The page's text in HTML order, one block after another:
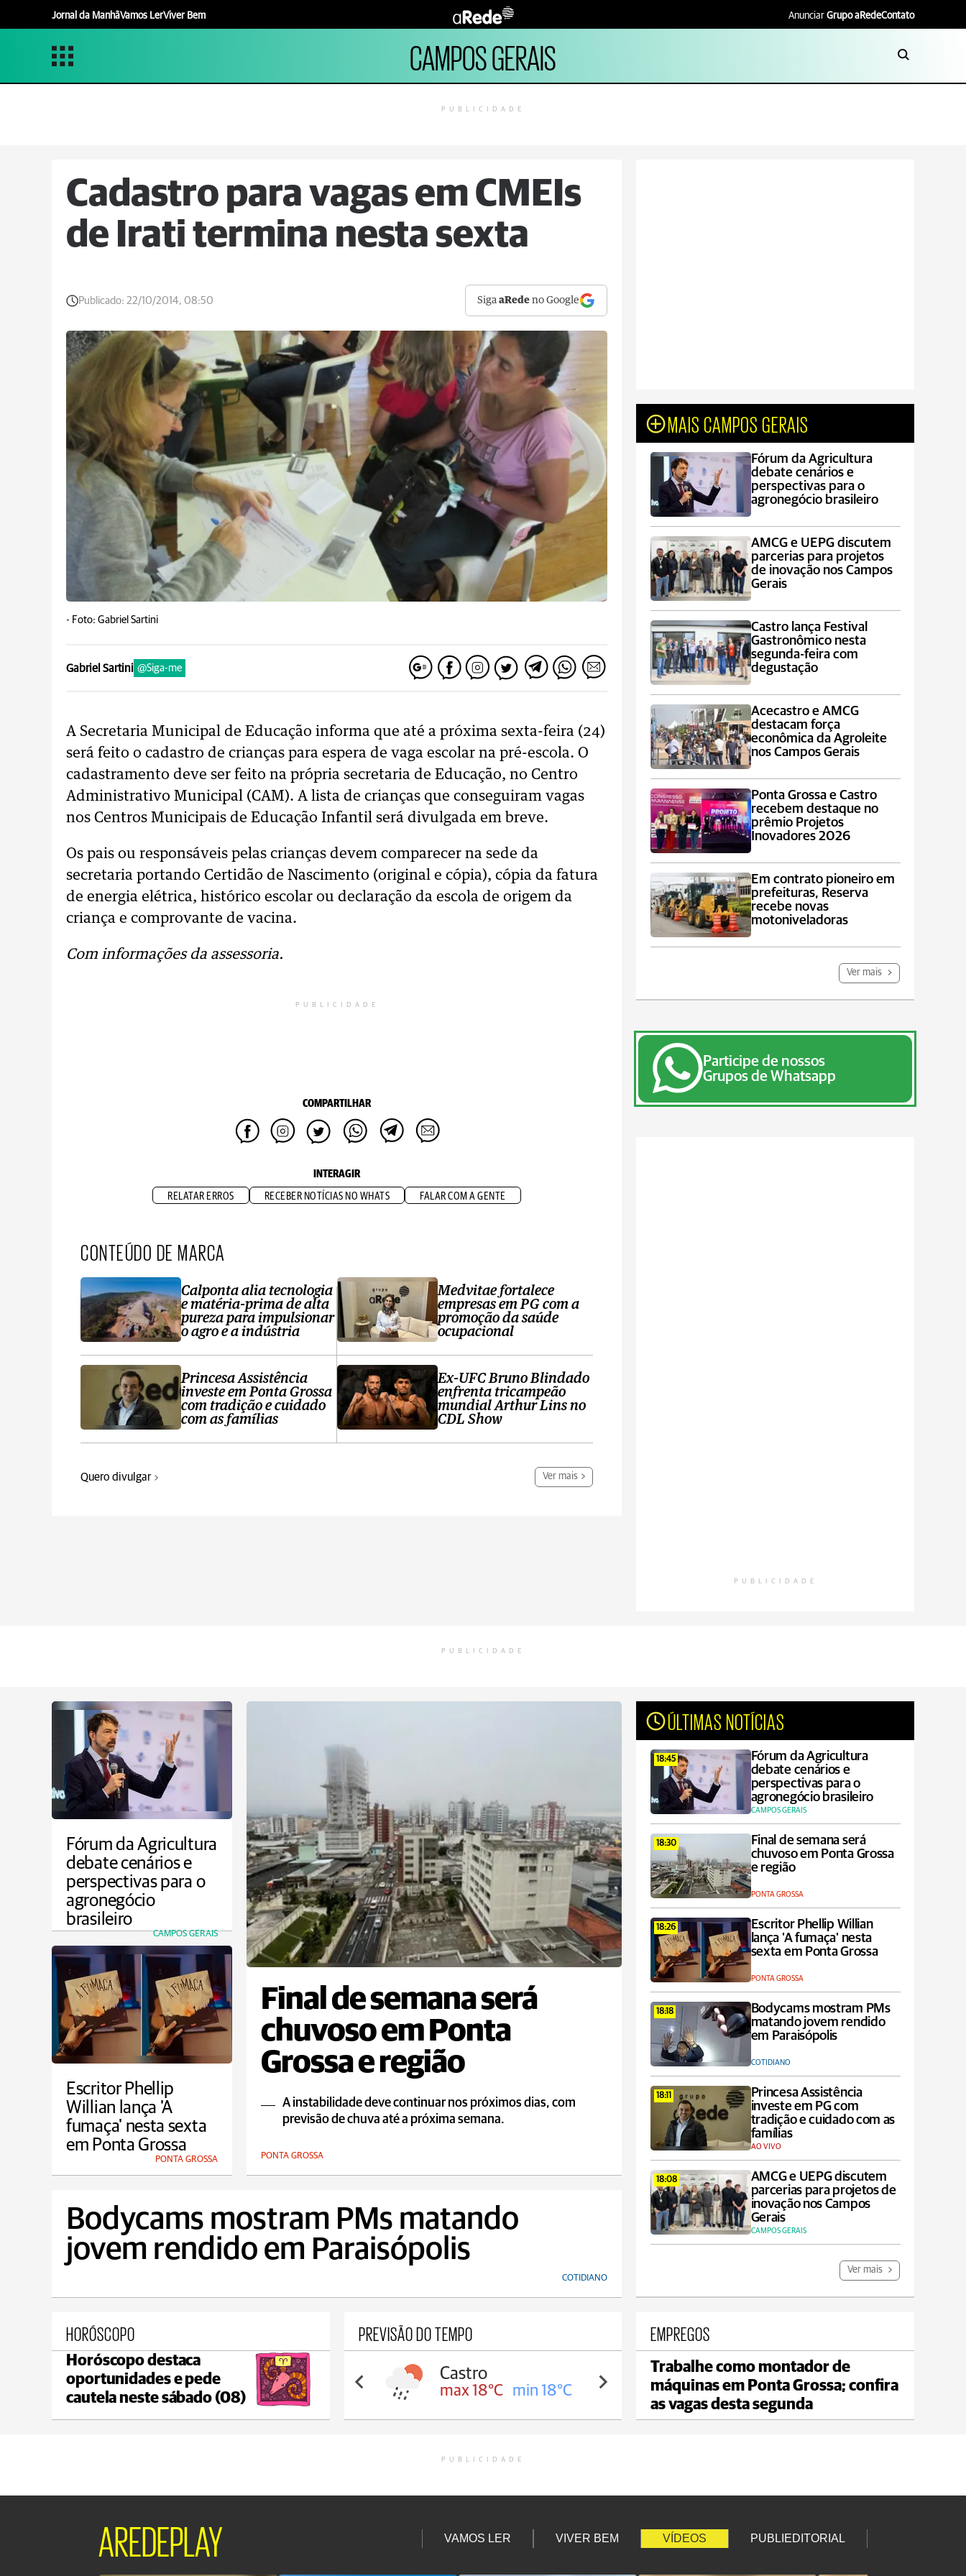
Jornal da ManhãVamos LerViver Bem Anunciar Grupo aRedeContato
CAMPOS GERAIS
PUBLICIDADE
Cadastro para vagas em CMEIs
de Irati termina nesta sexta
Publicado: 22/10/2014, 08:50 SigaaRede no Google
- Foto: Gabriel Sartini
Gabriel Sartini @Siga-me
A Secretaria Municipal de Educação informa que até a próxima sexta-feira (24)
será feito o cadastro de crianças para espera de vaga escolar na pré-escola. O
cadastramento deve ser feito na própria secretaria de Educação, no Centro
Administrativo Municipal (CAM). A lista de crianças que conseguiram vagas
nos Centros Municipais de Educação Infantil será divulgada em breve.
Os pais ou responsáveis pelas crianças devem comparecer na sede da
secretaria portando Certidão de Nascimento (original e cópia), cópia da fatura
de energia elétrica, histórico escolar ou declaração da escola de origem da
criança e comprovante de vacina.
Com informações da assessoria.
PUBLICIDADE
COMPARTILHAR
INTERAGIR
RELATAR ERROS RECEBER NOTÍCIAS NO WHATS FALAR COM A GENTE
CONTEÚDO DE MARCA
Calponta alia tecnologia
e matéria-prima de alta
pureza para impulsionar
o agro e a indústria
Princesa Assistência
investe em Ponta Grossa
com tradição e cuidado
com as famílias
Medvitae fortalece
empresas em PG com a
promoção da saúde
ocupacional
Ex-UFC Bruno Blindado
enfrenta tricampeão
mundial Arthur Lins no
CDL Show
Quero divulgar Ver mais
MAIS CAMPOS GERAIS
Fórum da Agricultura
debate cenários e
perspectivas para o
agronegócio brasileiro
AMCG e UEPG discutem
parcerias para projetos
de inovação nos Campos
Gerais
Castro lança Festival
Gastronômico nesta
segunda-feira com
degustação
Acecastro e AMCG
destacam força
econômica da Agroleite
nos Campos Gerais
Ponta Grossa e Castro
recebem destaque no
prêmio Projetos
Inovadores 2026
Em contrato pioneiro em
prefeituras, Reserva
recebe novas
motoniveladoras
Ver mais
Participe de nossos
Grupos de Whatsapp
PUBLICIDADE
PUBLICIDADE
Fórum da Agricultura
debate cenários e
perspectivas para o
agronegócio
brasileiro
CAMPOS GERAIS
Final de semana será
chuvoso em Ponta
Grossa e região
A instabilidade deve continuar nos próximos dias, com
previsão de chuva até a próxima semana.
PONTA GROSSA
ÚLTIMAS NOTÍCIAS
18:45
Fórum da Agricultura
debate cenários e
perspectivas para o
agronegócio brasileiro
CAMPOS GERAIS
18:30
Final de semana será
chuvoso em Ponta Grossa
e região
PONTA GROSSA
18:26
Escritor Phellip Willian
lança 'A fumaça' nesta
sexta em Ponta Grossa
PONTA GROSSA
18:18
Bodycams mostram PMs
matando jovem rendido
em Paraisópolis
COTIDIANO
18:11
Princesa Assistência
investe em PG com
tradição e cuidado com as
famílias
AO VIVO
18:08
AMCG e UEPG discutem
parcerias para projetos de
inovação nos Campos
Gerais
CAMPOS GERAIS
Ver mais
Escritor Phellip
Willian lança 'A
fumaça' nesta sexta
em Ponta Grossa
PONTA GROSSA
Bodycams mostram PMs matando
jovem rendido em Paraisópolis
COTIDIANO
HORÓSCOPO
Horóscopo destaca
oportunidades e pede
cautela neste sábado (08)
PREVISÃO DO TEMPO
Ponta Grossa
max 17°C min 17°C
Castro
max 18°C min 18°C
Carambeí
max 18°C min 17°C max 19°C
EMPREGOS
Trabalhe como montador de
máquinas em Ponta Grossa; confira
as vagas desta segunda
PUBLICIDADE
AREDEPLAY VAMOS LER VIVER BEM VÍDEOS PUBLIEDITORIAL